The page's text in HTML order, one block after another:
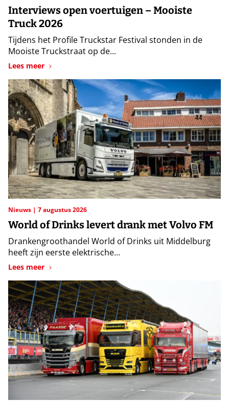
Interviews open voertuigen – Mooiste
Truck 2026
Tijdens het Profile Truckstar Festival stonden in de
Mooiste Truckstraat op de...
Lees meer
Nieuws 7 augustus 2026
World of Drinks levert drank met Volvo FM
Drankengroothandel World of Drinks uit Middelburg
heeft zijn eerste elektrische...
Lees meer